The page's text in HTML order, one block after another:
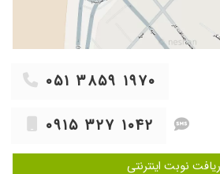
شون با عزت
و عالی و خوش اخلاق و وارد
داشتم رفتم پیش آقای دکتر دارو
خداروشکر کمتر شده سر دردم دکتر
مریض خدا خیرش بده
۱۴۰۴/۰۹/۱۹
۰۵۱ ۳۸۵۹ ۱۹۷۰
۰۹۱۵ ۳۲۷ ۱۰۴۲
نوبت اینترنتی